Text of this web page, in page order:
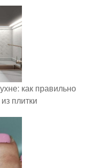
как правильно
плитки